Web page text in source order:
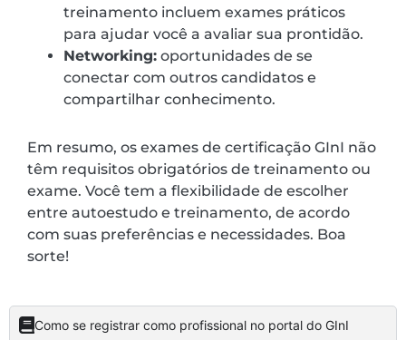
treinamento incluem exames práticos
para ajudar você a avaliar sua prontidão.
Networking: oportunidades de se
conectar com outros candidatos e
compartilhar conhecimento.
Em resumo, os exames de certificação GInI não
têm requisitos obrigatórios de treinamento ou
exame. Você tem a flexibilidade de escolher
entre autoestudo e treinamento, de acordo
com suas preferências e necessidades. Boa
sorte!
Como se registrar como profissional no portal do GInI